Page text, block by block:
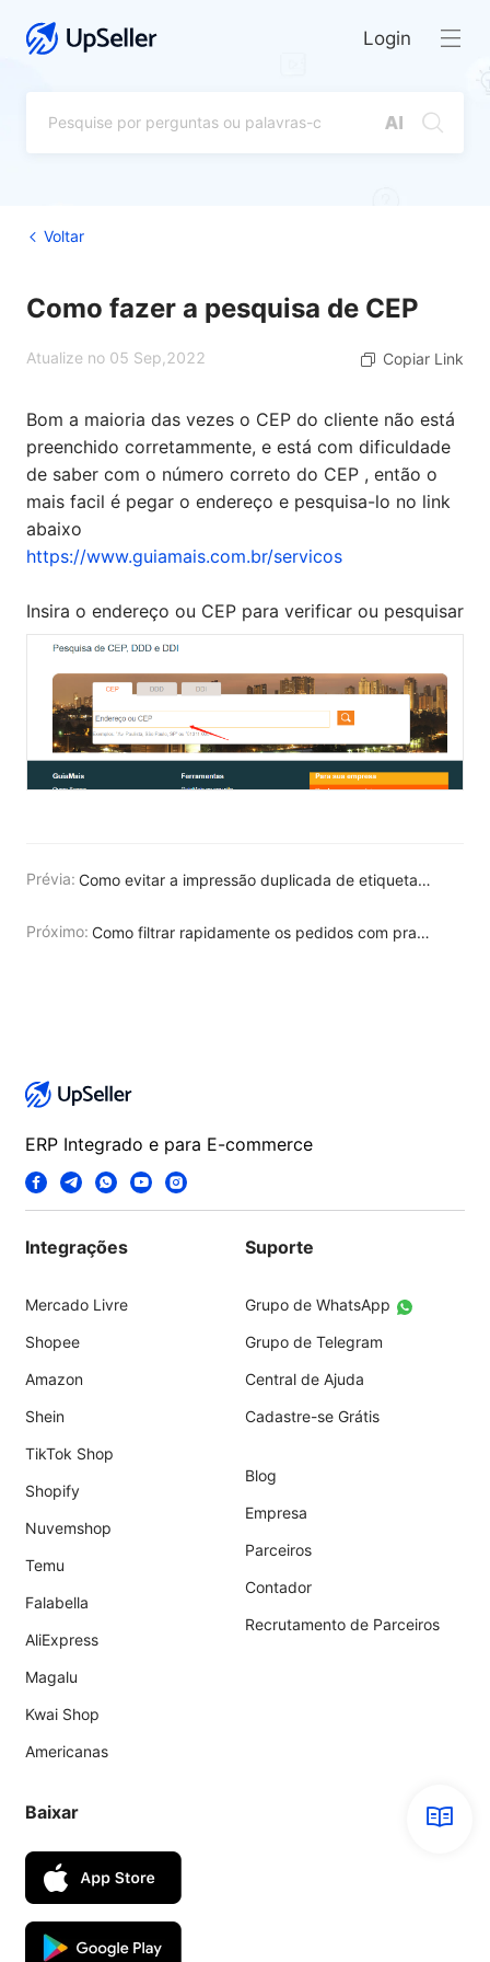
Login
Voltar
Como fazer a pesquisa de CEP
Atualize no 05 Sep,2022 Copiar Link
Bom a maioria das vezes o CEP do cliente não está
preenchido corretammente, e está com dificuldade
de saber com o número correto do CEP , então o
mais facil é pegar o endereço e pesquisa-lo no link
abaixo
https://www.guiamais.com.br/servicos
Insira o endereço ou CEP para verificar ou pesquisar
Prévia: Como evitar a impressão duplicada de etiquetas?
Próximo: Como filtrar rapidamente os pedidos com prazo de envio para hoje ou amanhã?
ERP Integrado e para E-commerce
Integrações
Mercado Livre
Shopee
Amazon
Shein
TikTok Shop
Shopify
Nuvemshop
Temu
Falabella
AliExpress
Magalu
Kwai Shop
Americanas
Suporte
Grupo de WhatsApp
Grupo de Telegram
Central de Ajuda
Cadastre-se Grátis
Blog
Empresa
Parceiros
Contador
Recrutamento de Parceiros
Baixar